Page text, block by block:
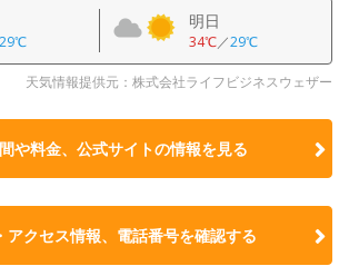
29℃
明日
34℃／29℃
天気情報提供元：株式会社ライフビジネスウェザー
や料金、公式サイトの情報を見る
アクセス情報、電話番号を確認する